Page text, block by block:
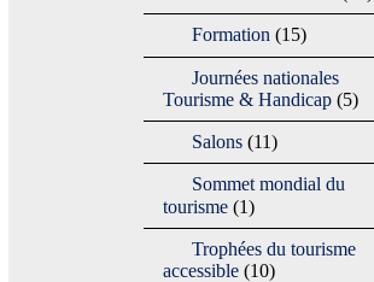
Formation (15)
Journées nationales
Tourisme & Handicap (5)
Salons (11)
Sommet mondial du
tourisme (1)
Trophées du tourisme
accessible (10)